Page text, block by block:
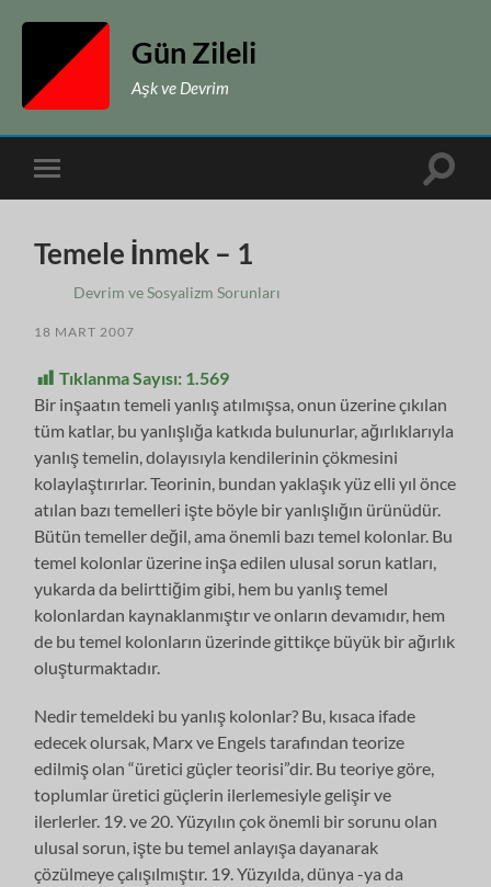
Gün Zileli
Aşk ve Devrim
Toggle
mobile
Toggle
Temele İnmek – 1
Devrim ve Sosyalizm Sorunları
18 MART 2007
Tıklanma Sayısı: 1.569
Bir inşaatın temeli yanlış atılmışsa, onun üzerine çıkılan
tüm katlar, bu yanlışlığa katkıda bulunurlar, ağırlıklarıyla
yanlış temelin, dolayısıyla kendilerinin çökmesini
kolaylaştırırlar. Teorinin, bundan yaklaşık yüz elli yıl önce
atılan bazı temelleri işte böyle bir yanlışlığın ürünüdür.
Bütün temeller değil, ama önemli bazı temel kolonlar. Bu
temel kolonlar üzerine inşa edilen ulusal sorun katları,
yukarda da belirttiğim gibi, hem bu yanlış temel
kolonlardan kaynaklanmıştır ve onların devamıdır, hem
de bu temel kolonların üzerinde gittikçe büyük bir ağırlık
oluşturmaktadır.
Nedir temeldeki bu yanlış kolonlar? Bu, kısaca ifade
edecek olursak, Marx ve Engels tarafından teorize
edilmiş olan “üretici güçler teorisi”dir. Bu teoriye göre,
toplumlar üretici güçlerin ilerlemesiyle gelişir ve
ilerlerler. 19. ve 20. Yüzyılın çok önemli bir sorunu olan
ulusal sorun, işte bu temel anlayışa dayanarak
çözülmeye çalışılmıştır. 19. Yüzyılda, dünya -ya da